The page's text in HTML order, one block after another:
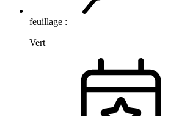
feuillage :
Vert